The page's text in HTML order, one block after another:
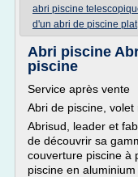
abri piscine
d'un abri de piscine plat
Abri piscine
piscine
Service après vente
Abri de piscine,
Abrisud, leader et
de découvrir sa
couverture piscine à
piscine en